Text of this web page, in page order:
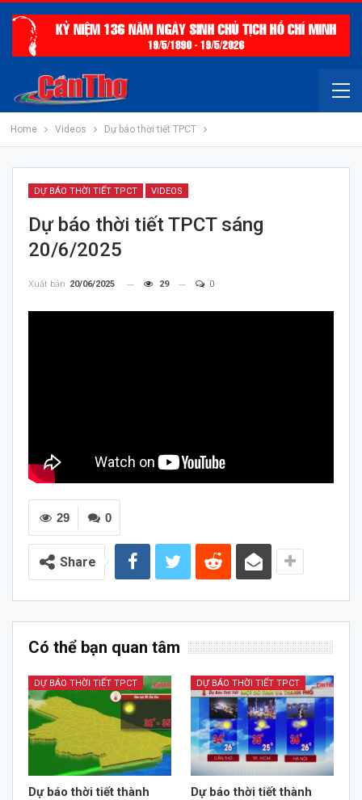
Home Videos Dự báo thời tiết TPCT
DỰ BÁO THỜI TIẾT TPCT VIDEOS
Dự báo thời tiết TPCT sáng
20/6/2025
Xuất bản 20/06/2025 29 0
0
29
Share
Có thể bạn quan tâm
DỰ BÁO THỜI TIẾT TPCT
Dự báo thời tiết thành
DỰ BÁO THỜI TIẾT TPCT
Dự báo thời tiết thành